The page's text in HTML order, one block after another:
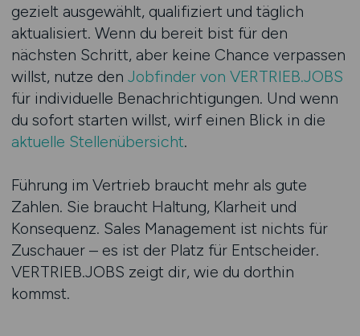
gezielt ausgewählt, qualifiziert und täglich
aktualisiert. Wenn du bereit bist für den
nächsten Schritt, aber keine Chance verpassen
willst, nutze den Jobfinder von VERTRIEB.JOBS
für individuelle Benachrichtigungen. Und wenn
du sofort starten willst, wirf einen Blick in die
aktuelle Stellenübersicht.
Führung im Vertrieb braucht mehr als gute
Zahlen. Sie braucht Haltung, Klarheit und
Konsequenz. Sales Management ist nichts für
Zuschauer – es ist der Platz für Entscheider.
VERTRIEB.JOBS zeigt dir, wie du dorthin
kommst.